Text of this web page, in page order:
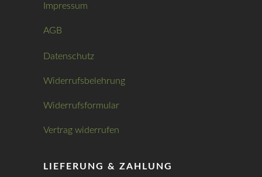
Impressum
AGB
Datenschutz
Widerrufsbelehrung
Widerrufsformular
Vertrag widerrufen
LIEFERUNG & ZAHLUNG